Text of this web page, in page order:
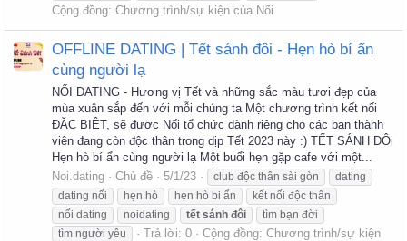
Cộng đồng: Chương trình/sự kiện của Nối
OFFLINE DATING | Tết sánh đôi - Hẹn hò bí ẩn
cùng người lạ
NỐI DATING - Hương vị Tết và những sắc màu tươi đẹp của
mùa xuân sắp đến với mỗi chúng ta Một chương trình kết nối
ĐẶC BIỆT, sẽ được Nối tổ chức dành riêng cho các bạn thành
viên đang còn độc thân trong dịp Tết 2023 này :) TẾT SÁNH ĐÔi
Hẹn hò bí ẩn cùng người lạ Một buổi hẹn gặp cafe với một...
Noi.dating
Chủ đề 5/1/23 club độc thân sài gòn
dating
dating nối
hẹn hò hẹn hò bi ẩn
kết nối độc thân
nối dating
noidating tết sánh đôi
tìm bạn đời
tìm người yêu
Trả lời: 0 Cộng đồng: Chương trình/sự kiện